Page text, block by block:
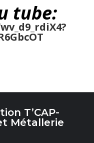
tube:
T’CAP-
Métallerie